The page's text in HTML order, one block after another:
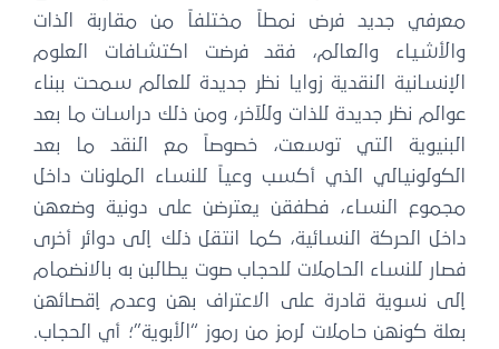
معرفي جديد فرض نمطاً مختلفاً من مقاربة الذات
والأشياء والعالم، فقد فرضت اكتشافات العلوم
الإنسانية النقدية زوايا نظر جديدة للعالم سمحت ببناء
عوالم نظر جديدة للذات وللآخر، ومن ذلك دراسات ما بعد
البنيوية التي توسعت، خصوصاً مع النقد ما بعد
الكولونيالي الذي أكسب وعياً للنساء الملونات داخل
مجموع النساء، فطفقن يعترضن على دونية وضعهن
داخل الحركة النسائية، كما انتقل ذلك إلى دوائر أخرى
فصار للنساء الحاملات للحجاب صوت يطالبن به بالانضمام
إلى نسوية قادرة على الاعتراف بهن وعدم إقصائهن
بعلة كونهن حاملات لرمز من رموز “الأبوية”؛ أي الحجاب.